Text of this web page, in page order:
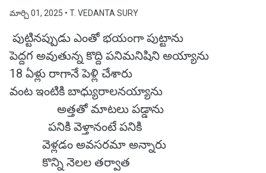
మార్చి 01, 2025 • T. VEDANTA SURY
పుట్టినప్పుడు ఎంతో భయంగా పుట్టాను
పెద్దగ అవుతున్న కొద్ది పనిమనిషిని అయ్యాను
18 ఏళ్లు రాగానే పెళ్లి చేశారు
వంట ఇంటికి బాధ్యురాలనయ్యాను
అత్తతో మాటలు పడ్డాను
పనికి వెళ్తానంటే పనికి
వెళ్లడం అవసరమా అన్నారు
కొన్ని నెలల తర్వాత